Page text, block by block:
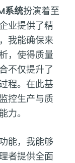
系统扮演着至
业提供了精
我能确保来
，使得质量
不仅提升了
程。在此基
控生产与质
力。
能，我能够
者提供全面